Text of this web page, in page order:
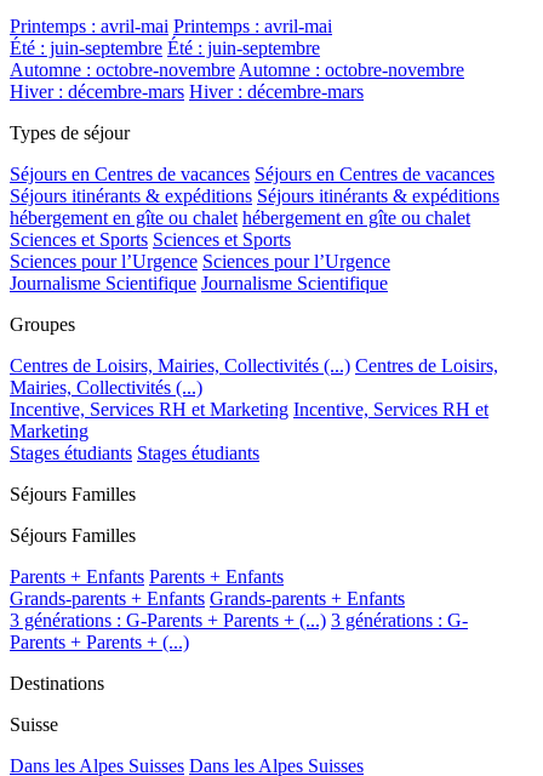
Printemps : avril-mai Printemps : avril-mai
Été : juin-septembre Été : juin-septembre
Automne : octobre-novembre Automne : octobre-novembre
Hiver : décembre-mars Hiver : décembre-mars
Types de séjour
Séjours en Centres de vacances Séjours en Centres de vacances
Séjours itinérants & expéditions Séjours itinérants & expéditions
hébergement en gîte ou chalet hébergement en gîte ou chalet
Sciences et Sports Sciences et Sports
Sciences pour l’Urgence Sciences pour l’Urgence
Journalisme Scientifique Journalisme Scientifique
Groupes
Centres de Loisirs, Mairies, Collectivités (...) Centres de Loisirs,
Mairies, Collectivités (...)
Incentive, Services RH et Marketing Incentive, Services RH et
Marketing
Stages étudiants Stages étudiants
Séjours Familles
Séjours Familles
Parents + Enfants Parents + Enfants
Grands-parents + Enfants Grands-parents + Enfants
3 générations : G-Parents + Parents + (...) 3 générations : G-
Parents + Parents + (...)
Destinations
Suisse
Dans les Alpes Suisses Dans les Alpes Suisses